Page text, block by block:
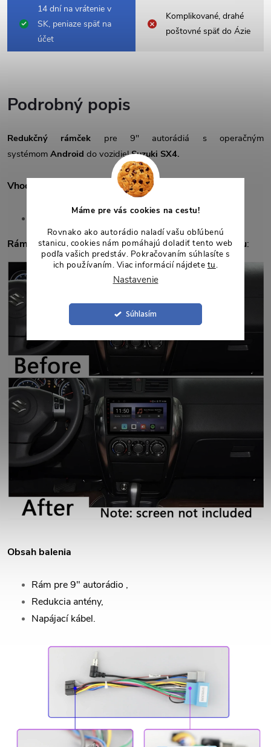
Máme pre vás cookies na cestu!
Rovnako ako autorádio naladí vašu obľúbenú
stanicu, cookies nám pomáhajú doladiť tento web
podľa vašich predstáv. Pokračovaním súhlasíte s
ich používaním. Viac informácií nájdete tu.
Nastavenie
Súhlasím
14 dní na vrátenie v
SK, peniaze späť na
účet
Komplikované, drahé
poštovné späť do Ázie
Podrobný popis
Redukčný rámček pre 9" autorádiá s operačným
systémom Android do vozidielSuzuki SX4.
Vhodné pre vozidlá:
Suzuki SX4 (2006-2013)
Rámčekjevhodnýdo prístrojových panelov naobrázku:
Obsah balenia
Rám pre 9" autorádio ,
Redukcia antény,
Napájací kábel.